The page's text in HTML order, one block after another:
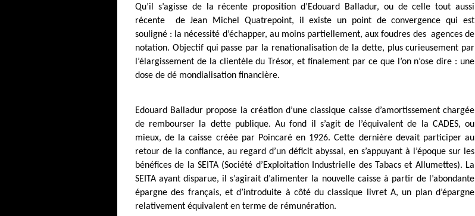
Qu’il s’agisse de la récente proposition d’Edouard Balladur, ou de celle tout aussi
récente
de Jean Michel Quatrepoint, il existe un point de convergence qui est
souligné : la nécessité d’échapper, au moins partiellement, aux foudres des agences de
notation. Objectif qui passe par la renationalisation de la dette, plus curieusement par
l’élargissement de la clientèle du Trésor, et finalement par ce que l’on n’ose dire : une
dose de dé mondialisation financière.
Edouard Balladur propose la création d’une classique caisse d’amortissement chargée
de rembourser la dette publique. Au fond il s’agit de l’équivalent de la CADES, ou
mieux, de la caisse créée par Poincaré en 1926. Cette dernière devait participer au
retour de la confiance, au regard d’un déficit abyssal, en s’appuyant à l’époque sur les
bénéfices de la SEITA (Société d’Exploitation Industrielle des Tabacs et Allumettes). La
SEITA ayant disparue, il s’agirait d’alimenter la nouvelle caisse à partir de l’abondante
épargne des français, et d’introduite à côté du classique livret A, un plan d’épargne
relativement équivalent en terme de rémunération.